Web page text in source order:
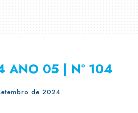
05 | Nº 104
de 2024